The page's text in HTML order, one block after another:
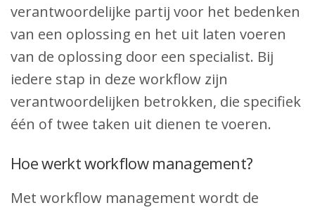
verantwoordelijke partij voor het bedenken
van een oplossing en het uit laten voeren
van de oplossing door een specialist. Bij
iedere stap in deze workflow zijn
verantwoordelijken betrokken, die specifiek
één of twee taken uit dienen te voeren.
Hoe werkt workflow management?
Met workflow management wordt de